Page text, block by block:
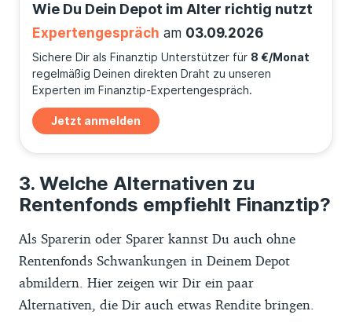
Wie Du Dein Depot im Alter richtig nutzt
Expertengespräch am 03.09.2026
Sichere Dir als Finanztip Unterstützer für 8 €/Monat
regelmäßig Deinen direkten Draht zu unseren
Experten im Finanztip-Expertengespräch.
Jetzt anmelden
Welche Alternativen zu
Rentenfonds empfiehlt Finanztip?
Als Sparerin oder Sparer kannst Du auch ohne
Rentenfonds Schwankungen in Deinem Depot
abmildern. Hier zeigen wir Dir ein paar
Alternativen, die Dir auch etwas Rendite bringen.